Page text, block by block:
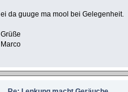
ei da guuge ma mool bei Gelegenheit.
Grüße
Marco